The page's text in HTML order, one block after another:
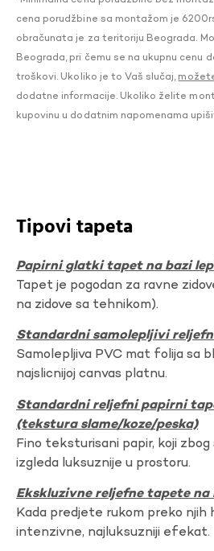
cena porudžbine sa montažom je
obračunata je za teritoriju Beograda.
Beograda, pri čemu se na ukupnu cenu
troškovi. Ukoliko je to Vaš slučaj,
dodatne informacije. Ukoliko želite
kupovinu u dodatnim napomenama
Tipovi tapeta
Papirni glatki tapet na bazi
Tapet je pogodan za ravne
na zidove sa tehnikom).
Standardni samolepljivi
Samolepljiva PVC mat folija sa
najslicnijoj canvas platnu.
Standardni reljefni papirni
(tekstura slame/koze/peska)
Fino teksturisani papir, koji
izgleda luksuznije u prostoru.
Ekskluzivne reljefne tapete na
Kada predjete rukom preko njih
intenzivne, najluksuzniji efekat.